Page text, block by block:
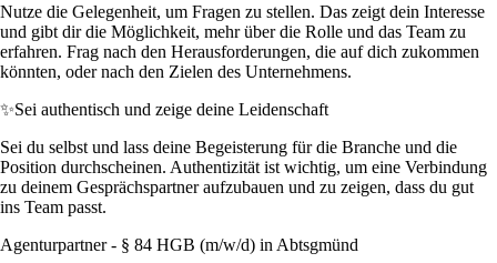
Nutze die Gelegenheit, um Fragen zu stellen. Das zeigt dein Interesse
und gibt dir die Möglichkeit, mehr über die Rolle und das Team zu
erfahren. Frag nach den Herausforderungen, die auf dich zukommen
könnten, oder nach den Zielen des Unternehmens.
✨Sei authentisch und zeige deine Leidenschaft
Sei du selbst und lass deine Begeisterung für die Branche und die
Position durchscheinen. Authentizität ist wichtig, um eine Verbindung
zu deinem Gesprächspartner aufzubauen und zu zeigen, dass du gut
ins Team passt.
Agenturpartner - § 84 HGB (m/w/d) in Abtsgmünd